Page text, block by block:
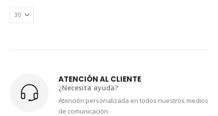
ATENCIÓN AL CLIENTE
¿Necesita ayuda?
Atención personalizada en todos nuestros medios
de comunicación.